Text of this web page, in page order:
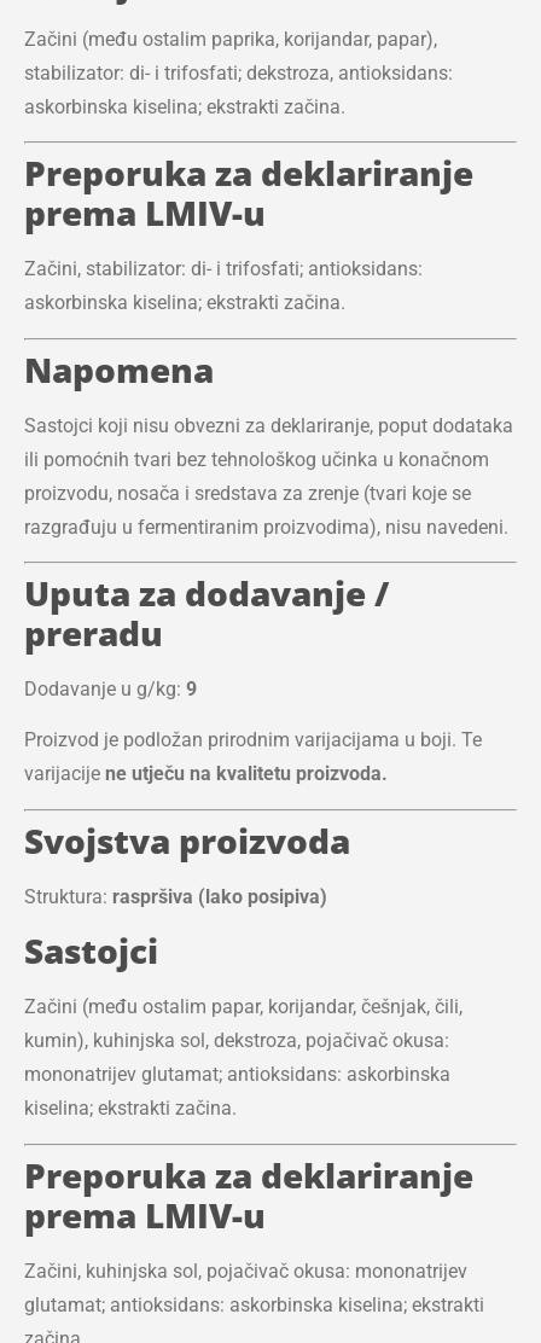
Začini (među ostalim paprika, korijandar, papar),
stabilizator: di- i trifosfati; dekstroza, antioksidans:
askorbinska kiselina; ekstrakti začina.
Preporuka za deklariranje
prema LMIV-u
Začini, stabilizator: di- i trifosfati; antioksidans:
askorbinska kiselina; ekstrakti začina.
Napomena
Sastojci koji nisu obvezni za deklariranje, poput dodataka
ili pomoćnih tvari bez tehnološkog učinka u konačnom
proizvodu, nosača i sredstava za zrenje (tvari koje se
razgrađuju u fermentiranim proizvodima), nisu navedeni.
Uputa za dodavanje /
preradu
Dodavanje u g/kg: 9
Proizvod je podložan prirodnim varijacijama u boji. Te
varijacije ne utječu na kvalitetu proizvoda.
Svojstva proizvoda
Struktura: raspršiva (lako posipiva)
Sastojci
Začini (među ostalim papar, korijandar, češnjak, čili,
kumin), kuhinjska sol, dekstroza, pojačivač okusa:
mononatrijev glutamat; antioksidans: askorbinska
kiselina; ekstrakti začina.
Preporuka za deklariranje
prema LMIV-u
Začini, kuhinjska sol, pojačivač okusa: mononatrijev
glutamat; antioksidans: askorbinska kiselina; ekstrakti
začina.